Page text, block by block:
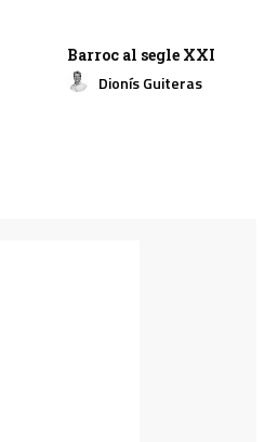
Barroc al segle XXI
Dionís Guiteras